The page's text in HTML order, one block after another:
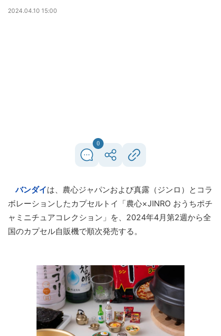
2024.04.10 15:00
0
バンダイは、農心ジャパンおよび真露（ジンロ）とコラ
ボレーションしたカプセルトイ「農心×JINRO おうちポチ
ャミニチュアコレクション」を、2024年4月第2週から全
国のカプセル自販機で順次発売する。